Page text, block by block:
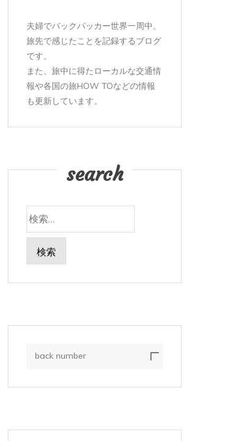
夫婦でバックパッカー世界一周中。
旅先で感じたことを記録するブログ
です。
また、旅中に得たローカルな交通情
報や各国の旅HOW TOなどの情報
も更新しています。
search
索:
back number